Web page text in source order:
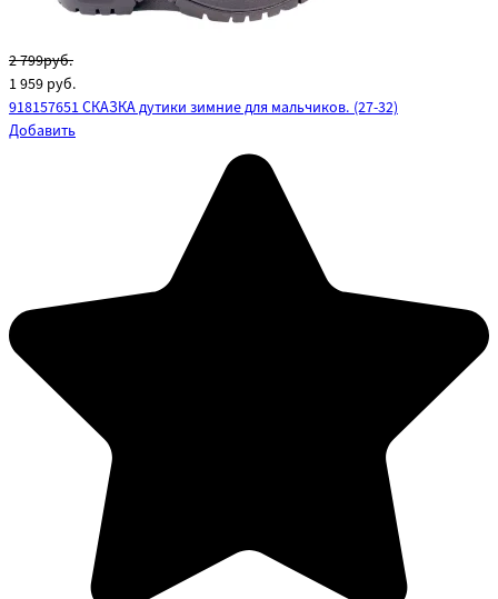
2 799руб.
1 959 руб.
918157651 СКАЗКА дутики зимние для мальчиков. (27-32)
Добавить